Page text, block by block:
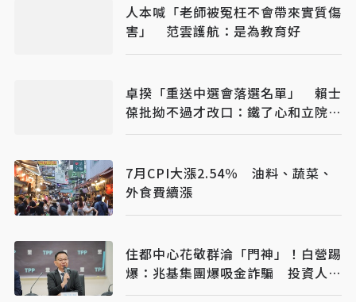
人本喊「老師被冤枉不會帶來實質傷
害」 范雲護航：是為教育好
卓揆「重送中選會落選名單」 賴士
葆批拗不過才改口：鐵了心和立院對
立
7月CPI大漲2.54％ 油料、蔬菜、
外食費續漲
住都中心花敬群淪「門神」！白營踢
爆：兆基集團爆吸金詐騙 投資人欲
哭無淚